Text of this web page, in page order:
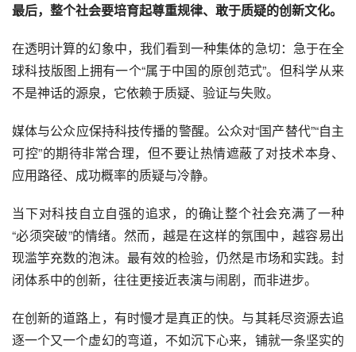
最后，整个社会要培育起尊重规律、敢于质疑的创新文化。
在透明计算的幻象中，我们看到一种集体的急切：急于在全
球科技版图上拥有一个“属于中国的原创范式”。但科学从来
不是神话的源泉，它依赖于质疑、验证与失败。
媒体与公众应保持科技传播的警醒。公众对“国产替代”“自主
可控”的期待非常合理，但不要让热情遮蔽了对技术本身、
应用路径、成功概率的质疑与冷静。
当下对科技自立自强的追求，的确让整个社会充满了一种
“必须突破”的情绪。然而，越是在这样的氛围中，越容易出
现滥竽充数的泡沫。最有效的检验，仍然是市场和实践。封
闭体系中的创新，往往更接近表演与闹剧，而非进步。
在创新的道路上，有时慢才是真正的快。与其耗尽资源去追
逐一个又一个虚幻的弯道，不如沉下心来，铺就一条坚实的